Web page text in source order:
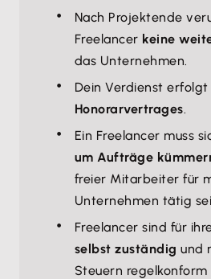
Nach Projektende
Freelancer keine
das Unternehmen.
Dein Verdienst
Honorarvertrages.
Ein Freelancer muss
um Aufträge
freier Mitarbeiter für
Unternehmen tätig
Freelancer sind für
selbst zuständig und
Steuern regelkonform